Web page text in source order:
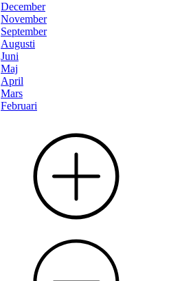
December
November
September
Augusti
Juni
Maj
April
Mars
Februari